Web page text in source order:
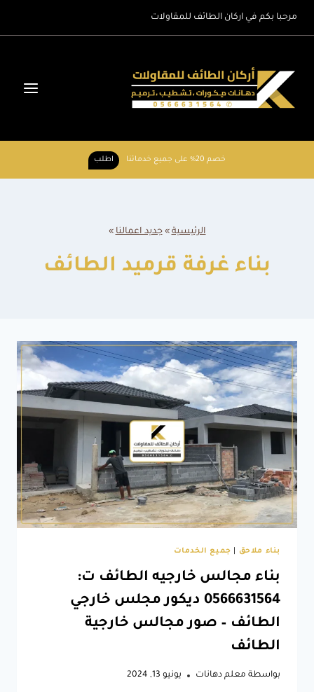
مرحبا بكم في اركان الطائف للمقاولات
خصم 20% على جميع خدماتنا اطلب
الرئيسية »جديد اعمالنا »
بناء غرفة قرميد الطائف
بناء ملاحق جميع الخدمات
بناء مجالس خارجيه الطائف ت:
0566631564 ديكور مجلس خارجي
الطائف – صور مجالس خارجية
الطائف
بواسطة معلم دهانات يونيو 13, 2024